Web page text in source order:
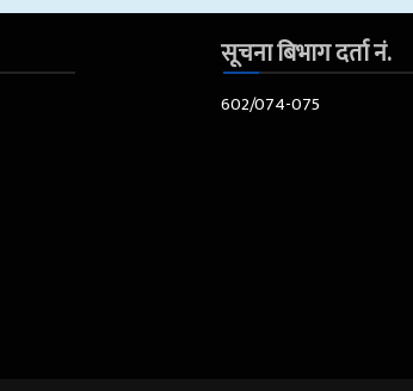
सूचना बिभाग दर्ता नं.
602/074-075